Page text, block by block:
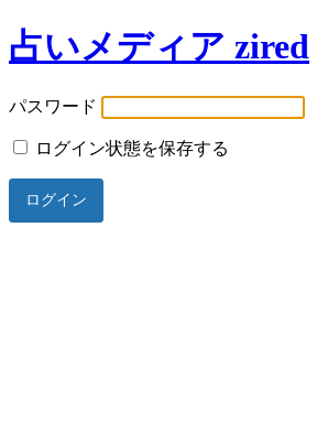
占いメディア zired
パスワード
ログイン状態を保存する